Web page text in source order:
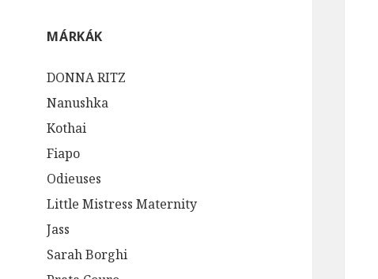
MÁRKÁK
DONNA RITZ
Nanushka
Kothai
Fiapo
Odieuses
Little Mistress Maternity
Jass
Sarah Borghi